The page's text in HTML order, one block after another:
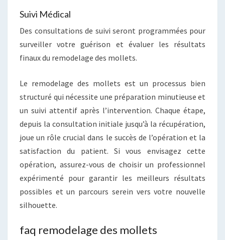
Suivi Médical
Des consultations de suivi seront programmées pour
surveiller votre guérison et évaluer les résultats
finaux du remodelage des mollets.
Le remodelage des mollets est un processus bien
structuré qui nécessite une préparation minutieuse et
un suivi attentif après l’intervention. Chaque étape,
depuis la consultation initiale jusqu’à la récupération,
joue un rôle crucial dans le succès de l’opération et la
satisfaction du patient. Si vous envisagez cette
opération, assurez-vous de choisir un professionnel
expérimenté pour garantir les meilleurs résultats
possibles et un parcours serein vers votre nouvelle
silhouette.
faq remodelage des mollets